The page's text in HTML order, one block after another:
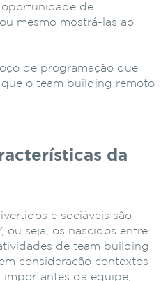
de
mesmo mostrá-las ao
de programação que
o team building remoto
da
e sociáveis são
ou seja, os nascidos entre
de team building
consideração contextos
importantes da equipe,